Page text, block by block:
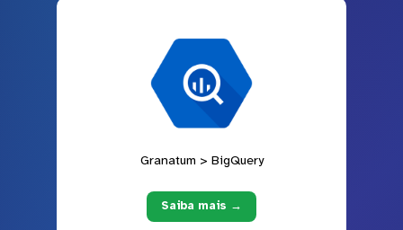
Granatum > BigQuery
Saiba mais →